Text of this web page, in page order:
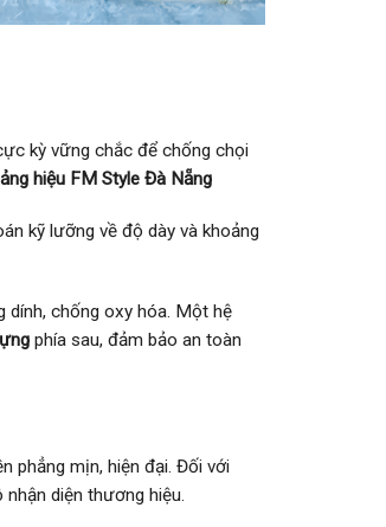
kỳ vững chắc để chống chọi
hiệu FM Style Đà Nẵng
kỹ lưỡng về độ dày và khoảng
dính, chống oxy hóa. Một hệ
phía sau, đảm bảo an toàn
phẳng mịn, hiện đại. Đối với
diện thương hiệu.